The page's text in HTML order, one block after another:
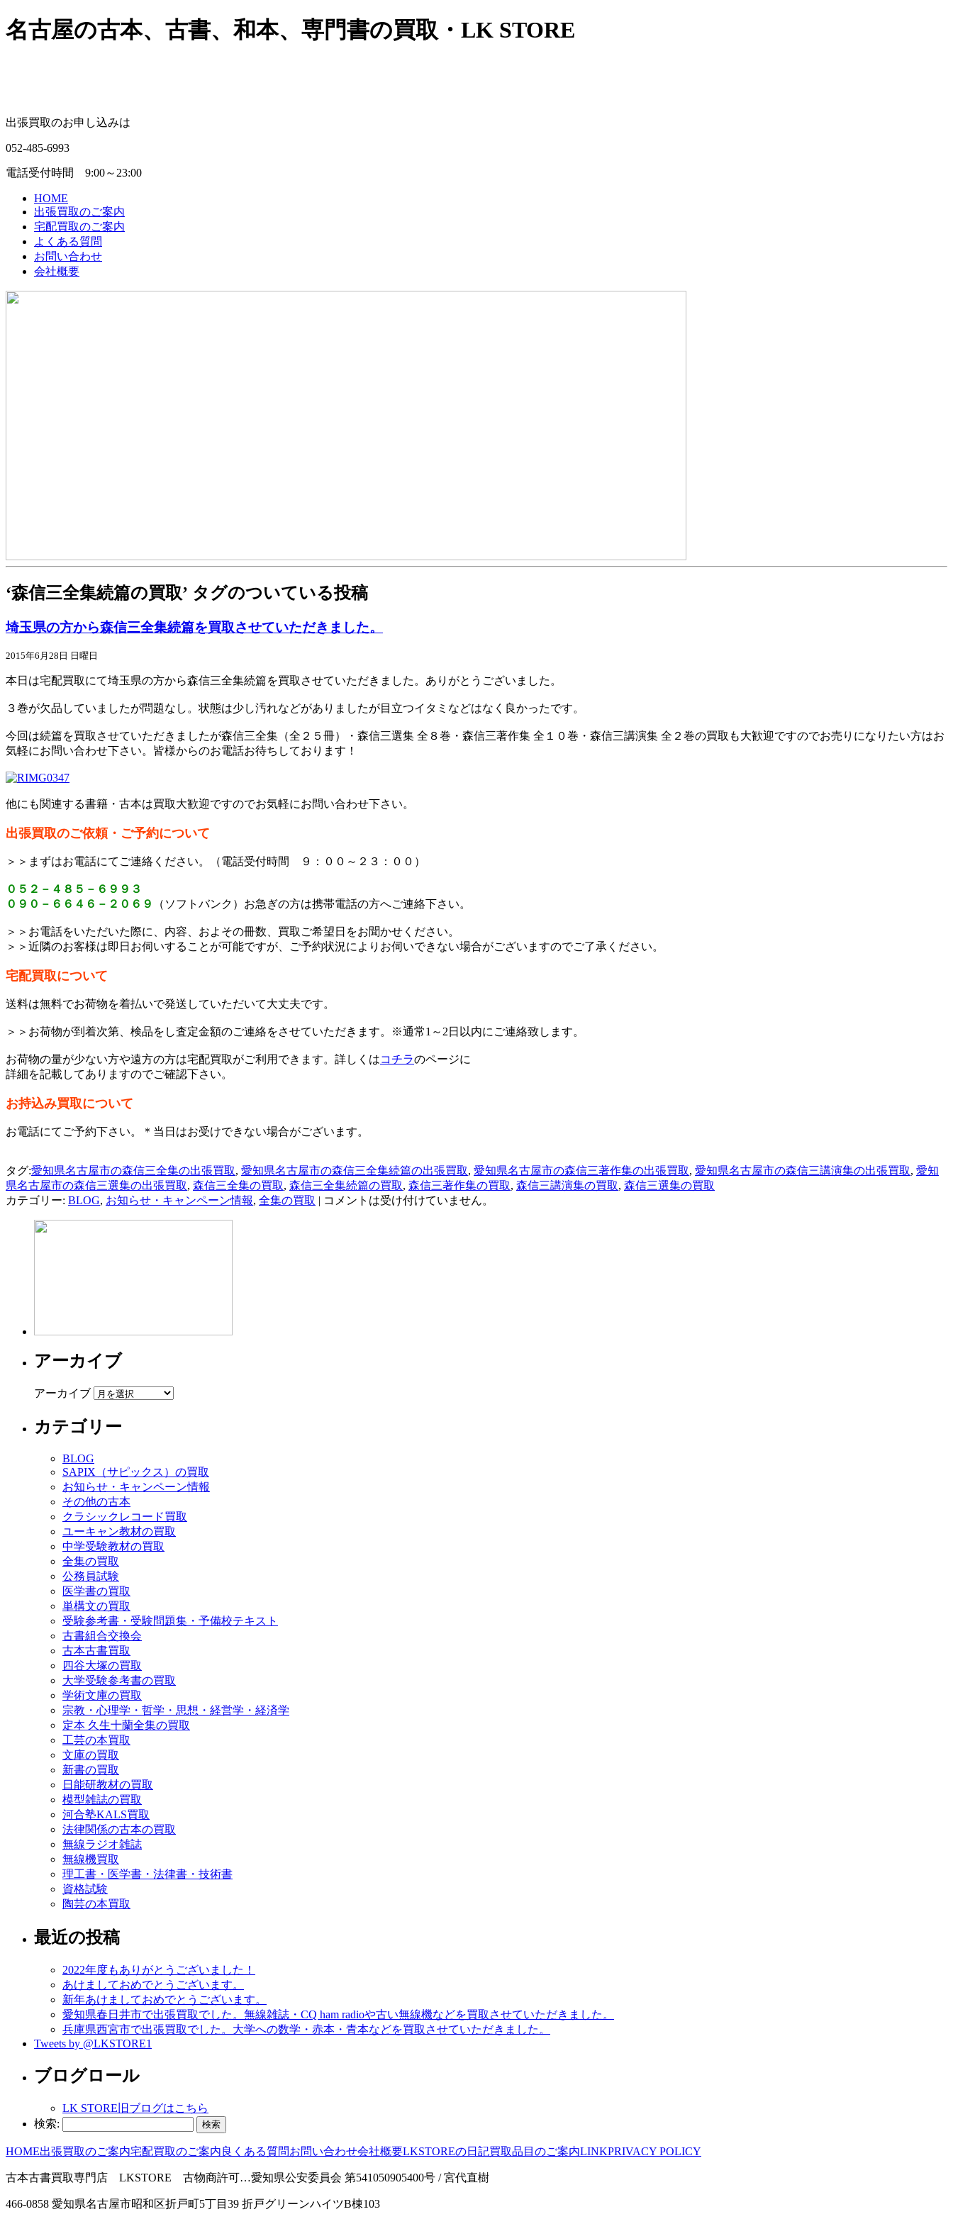
名古屋の古本、古書、和本、専門書の買取・LK STORE
出張買取のお申し込みは
052-485-6993
電話受付時間 9:00～23:00
HOME
出張買取のご案内
宅配買取のご案内
よくある質問
お問い合わせ
会社概要
‘森信三全集続篇の買取’ タグのついている投稿
埼玉県の方から森信三全集続篇を買取させていただきました。
2015年6月28日 日曜日
本日は宅配買取にて埼玉県の方から森信三全集続篇を買取させていただきました。ありがとうございました。
３巻が欠品していましたが問題なし。状態は少し汚れなどがありましたが目立つイタミなどはなく良かったです。
今回は続篇を買取させていただきましたが森信三全集（全２５冊）・森信三選集 全８巻・森信三著作集 全１０巻・森信三講演集 全２巻の買取も大歓迎ですのでお売りになりたい方はお
気軽にお問い合わせ下さい。皆様からのお電話お待ちしております！
他にも関連する書籍・古本は買取大歓迎ですのでお気軽にお問い合わせ下さい。
出張買取のご依頼・ご予約について
＞＞まずはお電話にてご連絡ください。（電話受付時間 ９：００～２３：００）
０５２－４８５－６９９３
０９０－６６４６－２０６９
（ソフトバンク）お急ぎの方は携帯電話の方へご連絡下さい。
＞＞お電話をいただいた際に、内容、およその冊数、買取ご希望日をお聞かせください。
＞＞近隣のお客様は即日お伺いすることが可能ですが、ご予約状況によりお伺いできない場合がございますのでご了承ください。
宅配買取について
送料は無料でお荷物を着払いで発送していただいて大丈夫です。
＞＞お荷物が到着次第、検品をし査定金額のご連絡をさせていただきます。※通常1～2日以内にご連絡致します。
お荷物の量が少ない方や遠方の方は宅配買取がご利用できます。詳しくはコチラのページに
詳細を記載してありますのでご確認下さい。
お持込み買取について
お電話にてご予約下さい。＊当日はお受けできない場合がございます。
タグ:愛知県名古屋市の森信三全集の出張買取, 愛知県名古屋市の森信三全集続篇の出張買取, 愛知県名古屋市の森信三著作集の出張買取, 愛知県名古屋市の森信三講演集の出張買取, 愛知
県名古屋市の森信三選集の出張買取, 森信三全集の買取, 森信三全集続篇の買取, 森信三著作集の買取, 森信三講演集の買取, 森信三選集の買取
カテゴリー: BLOG, お知らせ・キャンペーン情報, 全集の買取 | コメントは受け付けていません。
アーカイブ
アーカイブ
カテゴリー
BLOG
SAPIX（サピックス）の買取
お知らせ・キャンペーン情報
その他の古本
クラシックレコード買取
ユーキャン教材の買取
中学受験教材の買取
全集の買取
公務員試験
医学書の買取
単構文の買取
受験参考書・受験問題集・予備校テキスト
古書組合交換会
古本古書買取
四谷大塚の買取
大学受験参考書の買取
学術文庫の買取
宗教・心理学・哲学・思想・経営学・経済学
定本 久生十蘭全集の買取
工芸の本買取
文庫の買取
新書の買取
日能研教材の買取
模型雑誌の買取
河合塾KALS買取
法律関係の古本の買取
無線ラジオ雑誌
無線機買取
理工書・医学書・法律書・技術書
資格試験
陶芸の本買取
最近の投稿
2022年度もありがとうございました！
あけましておめでとうございます。
新年あけましておめでとうございます。
愛知県春日井市で出張買取でした。無線雑誌・CQ ham radioや古い無線機などを買取させていただきました。
兵庫県西宮市で出張買取でした。大学への数学・赤本・青本などを買取させていただきました。
Tweets by @LKSTORE1
ブログロール
LK STORE旧ブログはこちら
検索:
HOME出張買取のご案内宅配買取のご案内良くある質問お問い合わせ会社概要LKSTOREの日記買取品目のご案内LINKPRIVACY POLICY
古本古書買取専門店 LKSTORE 古物商許可…愛知県公安委員会 第541050905400号 / 宮代直樹
466-0858 愛知県名古屋市昭和区折戸町5丁目39 折戸グリーンハイツB棟103